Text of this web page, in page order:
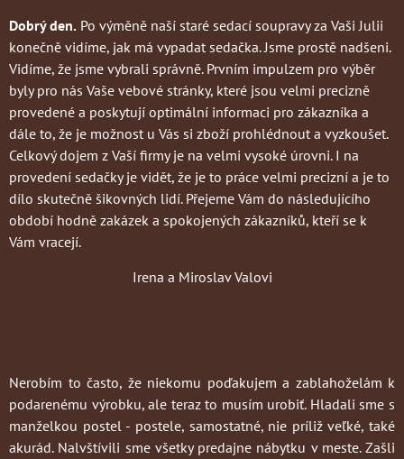
Dobrý den. Po výměně naší staré sedací soupravy za Vaši Julii
konečně vidíme, jak má vypadat sedačka. Jsme prostě nadšeni.
Vidíme, že jsme vybrali správně. Prvním impulzem pro výběr
byly pro nás Vaše vebové stránky, které jsou velmi precizně
provedené a poskytují optimální informaci pro zákazníka a
dále to, že je možnost u Vás si zboží prohlédnout a vyzkoušet.
Celkový dojem z Vaší firmy je na velmi vysoké úrovni. I na
provedení sedačky je vidět, že je to práce velmi precizní a je to
dílo skutečně šikovných lidí. Přejeme Vám do následujícího
období hodně zakázek a spokojených zákazníků, kteří se k
Vám vracejí.
Irena a Miroslav Valovi
Nerobím to často, že niekomu poďakujem a zablahoželám k
podarenému výrobku, ale teraz to musím urobiť. Hladali sme s
manželkou postel - postele, samostatné, nie príliž veľké, také
akurád. Nalvštívili sme všetky predajne nábytku v meste. Zašli